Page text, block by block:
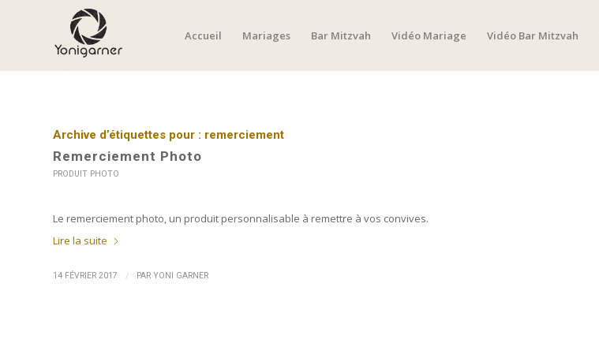
Accueil Mariages Bar Mitzvah Vidéo Mariage Vidéo Bar Mitzvah
Archive d’étiquettes pour : remerciement
Remerciement Photo
PRODUIT PHOTO
Le remerciement photo, un produit personnalisable à remettre à vos convives.
Lire la suite
14 FÉVRIER 2017 / PAR YONI GARNER